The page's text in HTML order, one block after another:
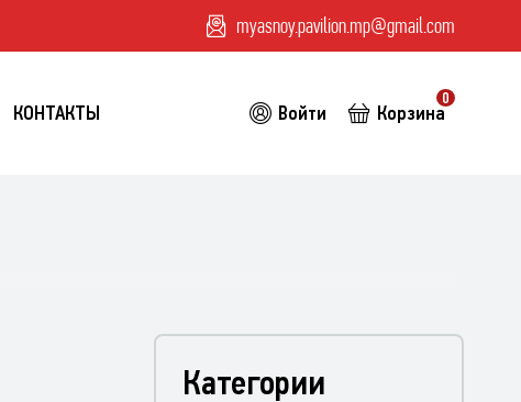
myasnoy.pavilion.mp@gmail.com
КОНТАКТЫ Войти Корзина
0
Категории